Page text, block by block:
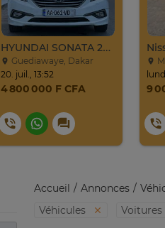
HYUNDAI SONATA 2016
Guediawaye, Dakar
20. juil., 13:52
4 800 000 F CFA 9
Accueil Annonces
Véhicules
Voitures